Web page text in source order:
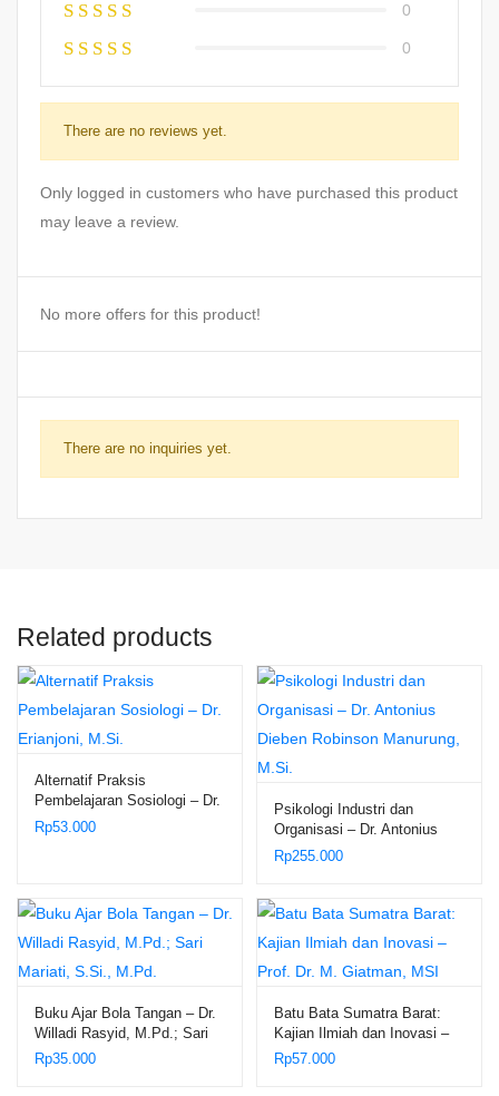
0
0
There are no reviews yet.
Only logged in customers who have purchased this product
may leave a review.
No more offers for this product!
There are no inquiries yet.
Related products
Alternatif Praksis
Pembelajaran Sosiologi – Dr.
Erianjoni, M.Si.
Rp53.000
Psikologi Industri dan
Organisasi – Dr. Antonius
Dieben Robinson Manurung,
M.Si.
Rp255.000
Buku Ajar Bola Tangan – Dr.
Willadi Rasyid, M.Pd.; Sari
Mariati, S.Si., M.Pd.
Rp35.000
Batu Bata Sumatra Barat:
Kajian Ilmiah dan Inovasi –
Prof. Dr. M. Giatman, MSI
Rp57.000